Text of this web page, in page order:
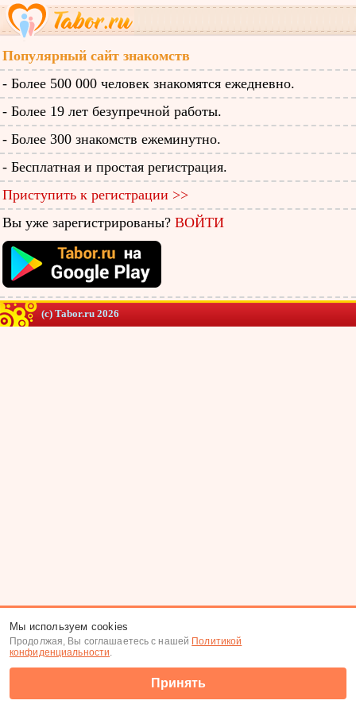
Популярный сайт знакомств
- Более 500 000 человек знакомятся ежедневно.
- Более 19 лет безупречной работы.
- Более 300 знакомств ежеминутно.
- Бесплатная и простая регистрация.
Приступить к регистрации >>
Вы уже зарегистрированы? ВОЙТИ
(c) Tabor.ru 2026
Мы используем cookies
Продолжая, Вы соглашаетесь с нашей Политикой
конфиденциальности.
Принять